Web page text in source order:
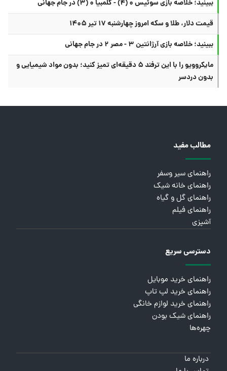
ببینید؛ خلاصه بازی سوئیس ۰ (۴) - کلمبیا ۰ (۳) در جام جهانی
قیمت دلار، طلا و سکه امروز چهارشنبه ۱۷ تیر ۱۴۰۵
ببینید؛ خلاصه بازی آرژانتین ۳ - مصر ۲ در جام جهانی
مایکروویو را با این ترفند ۵ دقیقه‌ای تمیز کنید؛ بدون مواد شیمیایی و
بدون دردسر
مطالب مفید
راهنمای سیر وسفر
راهنمای خانه شیک
راهنمای گل و گیاه
راهنمای فیلم
آشپزی
دسترسی سریع
راهنمای خرید موبایل
راهنمای خرید لپ تاپ
راهنمای خرید لوازم خانگی
راهنمای شیک بودن
چهره‌ها
درباره ما